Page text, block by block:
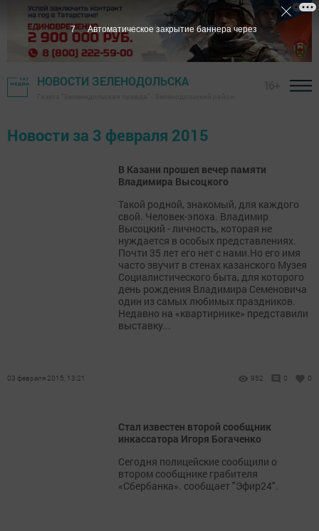
НОВОСТИ ЗЕЛЕНОДОЛЬСКА
Новости за 3 февраля 2015
В Казани прошел вечер памяти
Владимира Высоцкого
Такой родной, знакомый, для каждого
свой. Человек-эпоха. Владимир
Высоцкий - личность, которая не
нуждается в особых представлениях.
Почти 35 лет его нет с нами.Но его имя
часто звучит в стенах казанского Музея
Социалистического быта, для которого
день рождения Владимира Семеновича
один из самых любимых праздников.
Недавно на «квартирнике» представили
выставку...
03 февраля 2015, 13:21 952 0 0
Стал известен второй сообщник
инкассатора Игоря Богаченко
Сегодня полицейские сообщили о
втором сообщнике грабителя
«Сбербанка». сообщает "Эфир24".
6 Автоматическое закрытие баннера через